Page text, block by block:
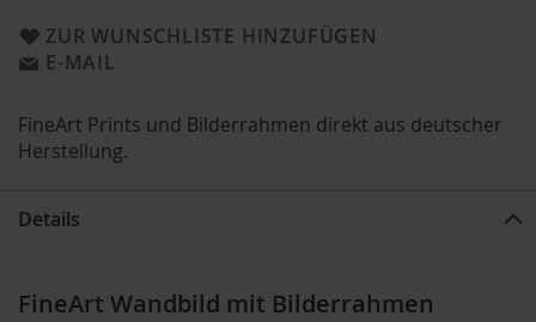
ZUR WUNSCHLISTE HINZUFÜGEN
E-MAIL
FineArt Prints und Bilderrahmen direkt aus deutscher
Herstellung.
Details
FineArt Wandbild mit Bilderrahmen